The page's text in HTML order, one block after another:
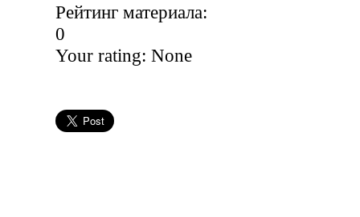
Рейтинг материала:
0
Your rating: None